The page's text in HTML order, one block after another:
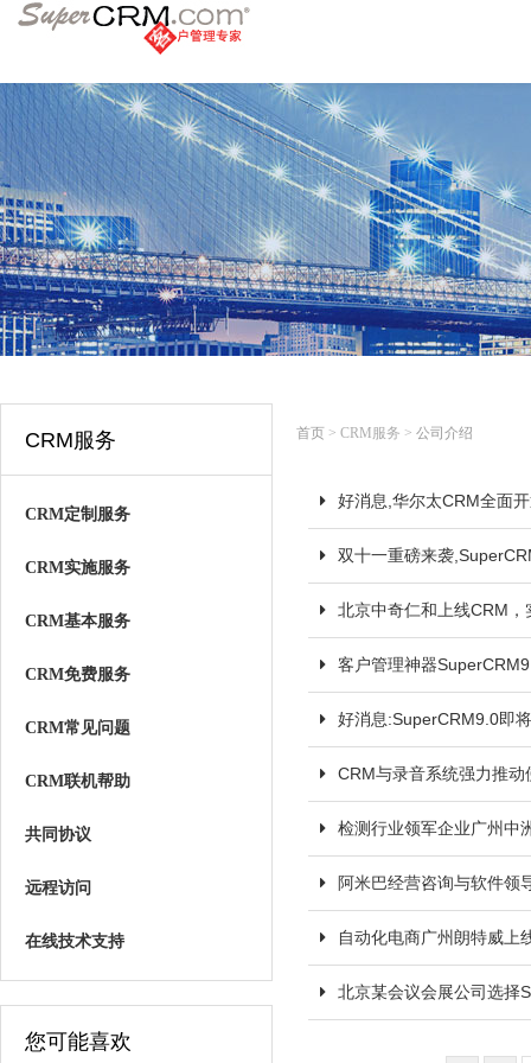
CRM服务
CRM定制服务
CRM实施服务
CRM基本服务
CRM免费服务
CRM常见问题
CRM联机帮助
共同协议
远程访问
在线技术支持
您可能喜欢
首页 > CRM服务 > 公司介绍
好消息,华尔太CRM全面
双十一重磅来袭
北京中奇仁和上线CRM，
客户管理神器
好消息:SuperCRM9.0即
CRM与录音系统强力推
检测行业领军企业广州中
阿米巴经营咨询与软件领
自动化电商广州朗特威上
北京某会议会展公司选择